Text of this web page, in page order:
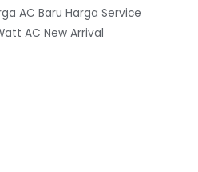
AC Baru Harga Service
AC New Arrival